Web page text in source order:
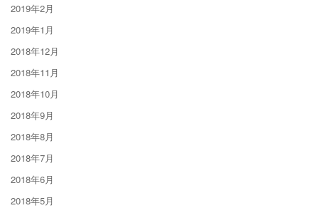
2019年2月
2019年1月
2018年12月
2018年11月
2018年10月
2018年9月
2018年8月
2018年7月
2018年6月
2018年5月